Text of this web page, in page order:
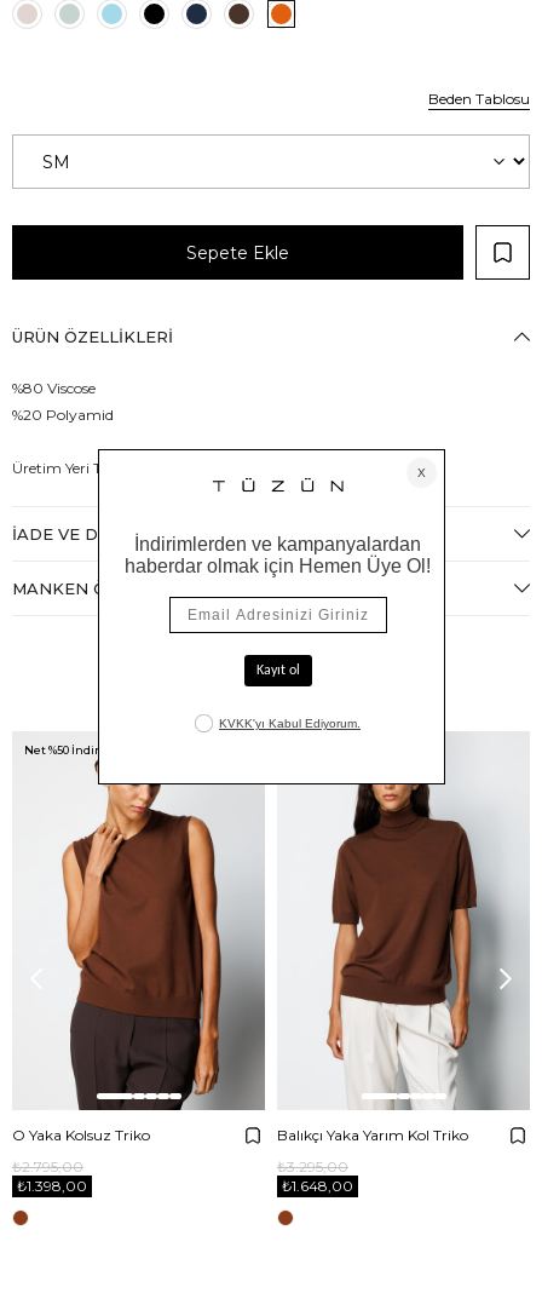
Beden Tablosu
ÜRÜN ÖZELLIKLERI
%80 Viscose
%20 Polyamid
Üretim Yeri Türkiye
İADE VE DEĞIŞIM
MANKEN ÖLÇÜLERI
Benzer Ürünler
O Yaka Kolsuz Triko
₺1.398,00
₺2.795,00
Net %50 İndirim!
Balıkçı Yaka Yarım Kol Triko
₺1.648,00
₺3.295,00